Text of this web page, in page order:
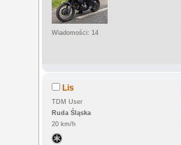
Wiadomości: 14
Lis
TDM User
Ruda Śląska
20 km/h